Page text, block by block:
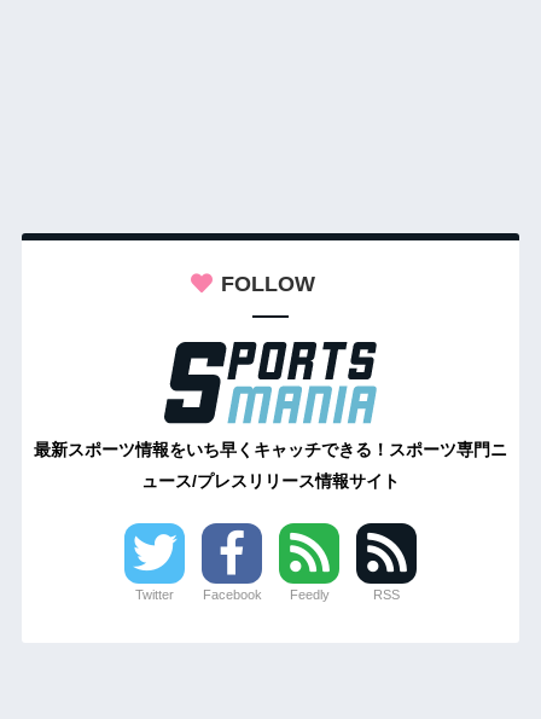
FOLLOW
最新スポーツ情報をいち早くキャッチできる！スポーツ専門ニ
ュース/プレスリリース情報サイト
Twitter Facebook Feedly RSS